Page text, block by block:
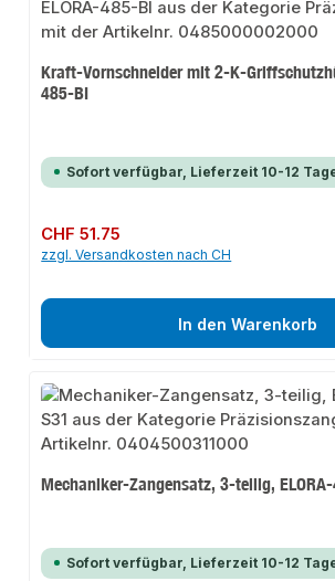
Kraft-Vornschneider mit 2-K-
485-BI
Sofort verfügbar, Lieferzeit 10-12
Regulärer Preis:
CHF 51.75
zzgl. Versandkosten nach CH
In den Warenkorb
Mechaniker-Zangensatz, 3-teilig,
Sofort verfügbar, Lieferzeit 10-12